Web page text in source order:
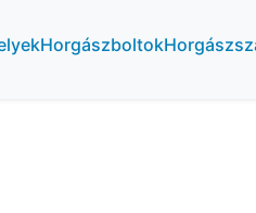
Horgászboltok